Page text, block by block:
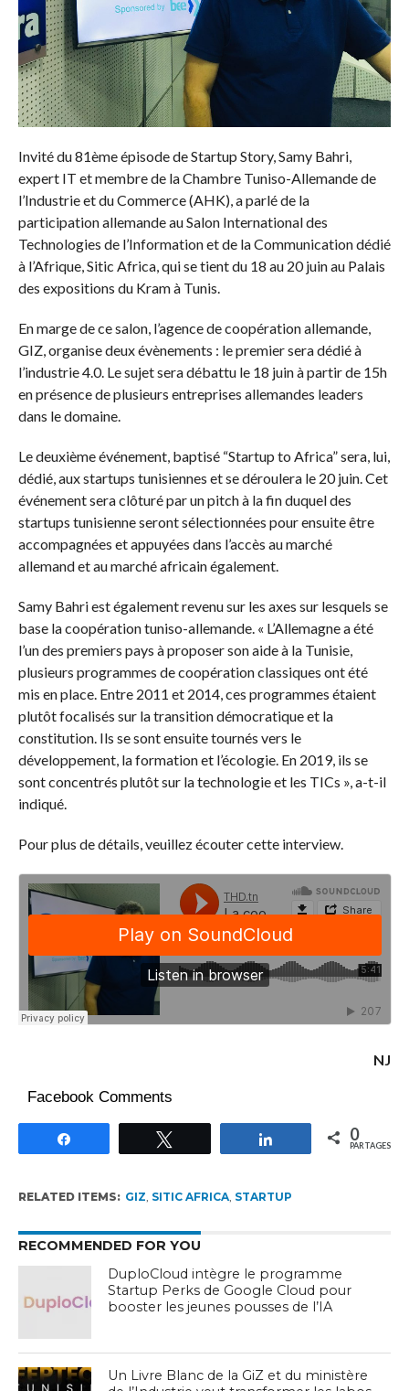
Invité du 81ème épisode de Startup Story, Samy Bahri,
expert IT et membre de la Chambre Tuniso-Allemande de
l’Industrie et du Commerce (AHK), a parlé de la
participation allemande au Salon International des
Technologies de l’Information et de la Communication dédié
à l’Afrique, Sitic Africa, qui se tient du 18 au 20 juin au Palais
des expositions du Kram à Tunis.
En marge de ce salon, l’agence de coopération allemande,
GIZ, organise deux évènements : le premier sera dédié à
l’industrie 4.0. Le sujet sera débattu le 18 juin à partir de 15h
en présence de plusieurs entreprises allemandes leaders
dans le domaine.
Le deuxième événement, baptisé “Startup to Africa” sera, lui,
dédié, aux startups tunisiennes et se déroulera le 20 juin. Cet
événement sera clôturé par un pitch à la fin duquel des
startups tunisienne seront sélectionnées pour ensuite être
accompagnées et appuyées dans l’accès au marché
allemand et au marché africain également.
Samy Bahri est également revenu sur les axes sur lesquels se
base la coopération tuniso-allemande. « L’Allemagne a été
l’un des premiers pays à proposer son aide à la Tunisie,
plusieurs programmes de coopération classiques ont été
mis en place. Entre 2011 et 2014, ces programmes étaient
plutôt focalisés sur la transition démocratique et la
constitution. Ils se sont ensuite tournés vers le
développement, la formation et l’écologie. En 2019, ils se
sont concentrés plutôt sur la technologie et les TICs », a-t-il
indiqué.
Pour plus de détails, veuillez écouter cette interview.
NJ
Facebook Comments
Partagez 0
PARTAGES
RELATED ITEMS: GIZ, SITIC AFRICA, STARTUP
RECOMMENDED FOR YOU
DuploCloud intègre le programme
Startup Perks de Google Cloud pour
booster les jeunes pousses de l’IA
Un Livre Blanc de la GiZ et du ministère